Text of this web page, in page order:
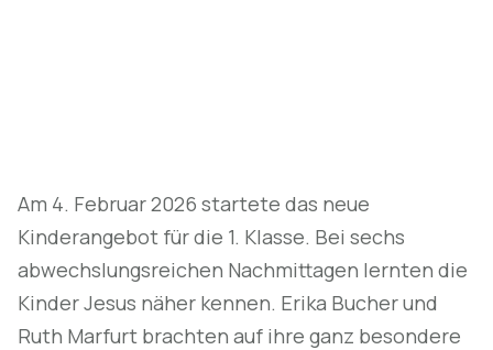
Am 4. Februar 2026 startete das neue
Kinderangebot für die 1. Klasse. Bei sechs
abwechslungsreichen Nachmittagen lernten die
Kinder Jesus näher kennen. Erika Bucher und
Ruth Marfurt brachten auf ihre ganz besondere